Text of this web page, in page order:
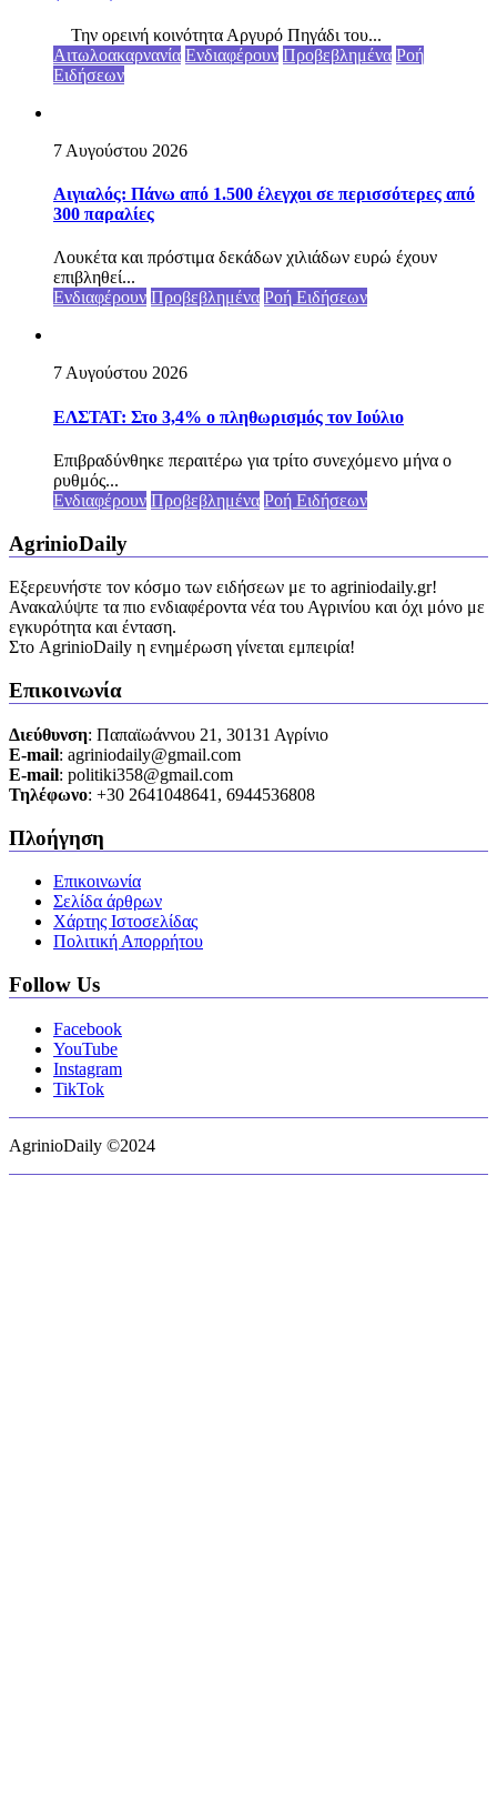
Την ορεινή κοινότητα Αργυρό Πηγάδι του...
Αιτωλοακαρνανία Ενδιαφέρουν Προβεβλημένα Ροή
Ειδήσεων
7 Αυγούστου 2026
Αιγιαλός: Πάνω από 1.500 έλεγχοι σε περισσότερες από
300 παραλίες
Λουκέτα και πρόστιμα δεκάδων χιλιάδων ευρώ έχουν
επιβληθεί...
Ενδιαφέρουν Προβεβλημένα Ροή Ειδήσεων
7 Αυγούστου 2026
ΕΛΣΤΑΤ: Στο 3,4% ο πληθωρισμός τον Ιούλιο
Επιβραδύνθηκε περαιτέρω για τρίτο συνεχόμενο μήνα ο
ρυθμός...
Ενδιαφέρουν Προβεβλημένα Ροή Ειδήσεων
AgrinioDaily
Εξερευνήστε τον κόσμο των ειδήσεων με το agriniodaily.gr!
Ανακαλύψτε τα πιο ενδιαφέροντα νέα του Αγρινίου και όχι μόνο με
εγκυρότητα και ένταση.
Στο AgrinioDaily η ενημέρωση γίνεται εμπειρία!
Επικοινωνία
Διεύθυνση: Παπαϊωάννου 21, 30131 Αγρίνιο
Ε-mail: agriniodaily@gmail.com
Ε-mail: politiki358@gmail.com
Τηλέφωνο: +30 2641048641, 6944536808
Πλοήγηση
Επικοινωνία
Σελίδα άρθρων
Χάρτης Ιστοσελίδας
Πολιτική Απορρήτου
Follow Us
Facebook
YouTube
Instagram
TikTok
AgrinioDaily ©2024